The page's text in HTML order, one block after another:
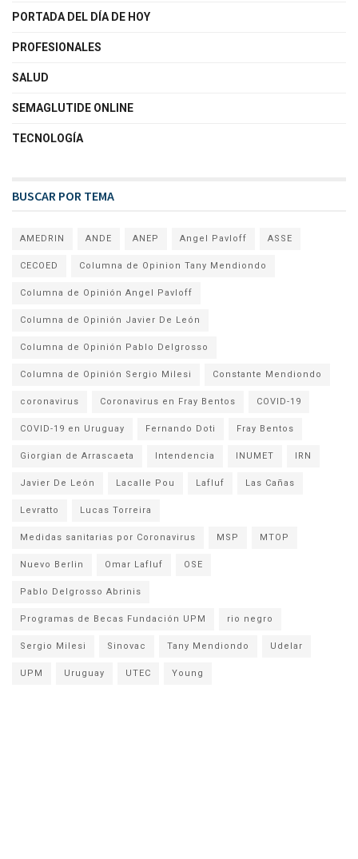
PORTADA DEL DÍA DE HOY
PROFESIONALES
SALUD
SEMAGLUTIDE ONLINE
TECNOLOGÍA
BUSCAR POR TEMA
AMEDRIN ANDE ANEP Angel Pavloff ASSE
CECOED Columna de Opinion Tany Mendiondo
Columna de Opinión Angel Pavloff
Columna de Opinión Javier De León
Columna de Opinión Pablo Delgrosso
Columna de Opinión Sergio Milesi Constante Mendiondo
coronavirus Coronavirus en Fray Bentos COVID-19
COVID-19 en Uruguay Fernando Doti Fray Bentos
Giorgian de Arrascaeta Intendencia INUMET IRN
Javier De León Lacalle Pou Lafluf Las Cañas
Levratto Lucas Torreira
Medidas sanitarias por Coronavirus MSP MTOP
Nuevo Berlin Omar Lafluf OSE
Pablo Delgrosso Abrinis
Programas de Becas Fundación UPM rio negro
Sergio Milesi Sinovac Tany Mendiondo Udelar
UPM Uruguay UTEC Young